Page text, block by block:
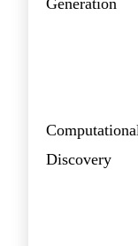
Generation
Discovery